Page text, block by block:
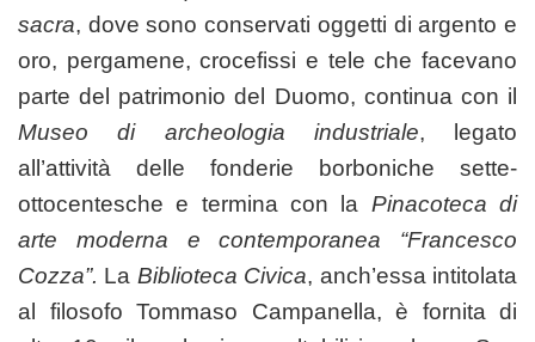
sacra, dove sono conservati oggetti di argento e
oro, pergamene, crocefissi e tele che facevano
parte del patrimonio del Duomo, continua con il
Museo di archeologia industriale, legato
all’attività delle fonderie borboniche sette-
ottocentesche e termina con la Pinacoteca di
arte moderna e contemporanea “Francesco
Cozza”. La Biblioteca Civica, anch’essa intitolata
al filosofo Tommaso Campanella, è fornita di